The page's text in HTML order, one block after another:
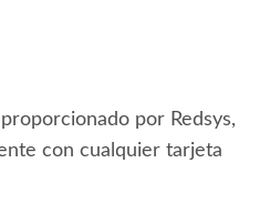
por Redsys,
con cualquier tarjeta